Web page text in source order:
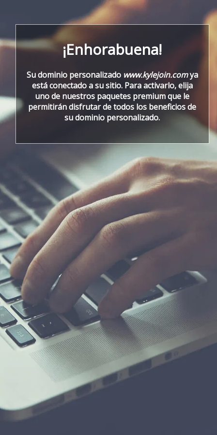
¡Enhorabuena!
Su dominio personalizado www.kylejoin.comya
está conectado a su sitio. Para activarlo, elija
uno de nuestros paquetes premium que le
permitirán disfrutar de todos los beneficios de
su dominio personalizado.